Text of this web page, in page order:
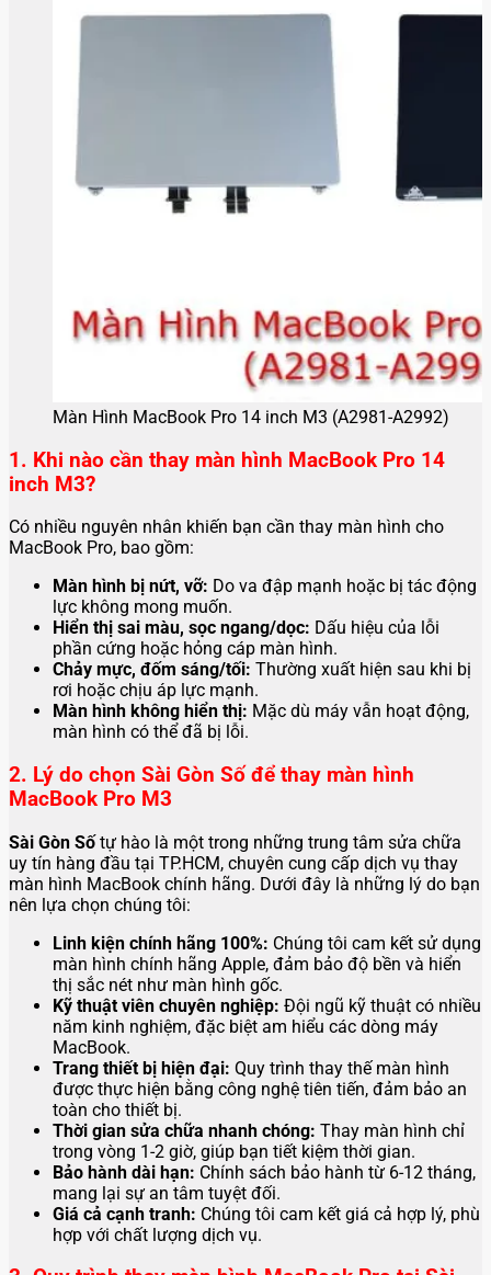
Màn Hình MacBook Pro 14 inch M3 (A2981-A2992)
1. Khi nào cần thay màn hình MacBook Pro 14
inch M3?
Có nhiều nguyên nhân khiến bạn cần thay màn hình cho
MacBook Pro, bao gồm:
Màn hình bị nứt, vỡ: Do va đập mạnh hoặc bị tác động
lực không mong muốn.
Hiển thị sai màu, sọc ngang/dọc: Dấu hiệu của lỗi
phần cứng hoặc hỏng cáp màn hình.
Chảy mực, đốm sáng/tối: Thường xuất hiện sau khi bị
rơi hoặc chịu áp lực mạnh.
Màn hình không hiển thị: Mặc dù máy vẫn hoạt động,
màn hình có thể đã bị lỗi.
2. Lý do chọn Sài Gòn Số để thay màn hình
MacBook Pro M3
Sài Gòn Sốtự hào là một trong những trung tâm sửa chữa
uy tín hàng đầu tại TP.HCM, chuyên cung cấp dịch vụ thay
màn hình MacBook chính hãng. Dưới đây là những lý do bạn
nên lựa chọn chúng tôi:
Linh kiện chính hãng 100%: Chúng tôi cam kết sử dụng
màn hình chính hãng Apple, đảm bảo độ bền và hiển
thị sắc nét như màn hình gốc.
Kỹ thuật viên chuyên nghiệp: Đội ngũ kỹ thuật có nhiều
năm kinh nghiệm, đặc biệt am hiểu các dòng máy
MacBook.
Trang thiết bị hiện đại: Quy trình thay thế màn hình
được thực hiện bằng công nghệ tiên tiến, đảm bảo an
toàn cho thiết bị.
Thời gian sửa chữa nhanh chóng: Thay màn hình chỉ
trong vòng 1-2 giờ, giúp bạn tiết kiệm thời gian.
Bảo hành dài hạn: Chính sách bảo hành từ 6-12 tháng,
mang lại sự an tâm tuyệt đối.
Giá cả cạnh tranh: Chúng tôi cam kết giá cả hợp lý, phù
hợp với chất lượng dịch vụ.